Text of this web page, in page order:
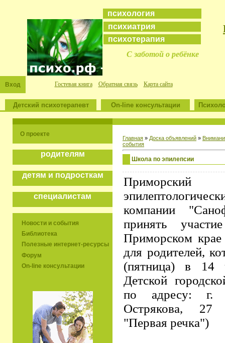
психология
психиатрия
психотерапия
С заботой о ребёнке
Вход Гостевая книга Обратная связь Карта сайта
Детский психотерапевт On-line консультации
О проекте
родителям
детям и подросткам
специалистам
Новости и события
Библиотека
Полезные интернет-ресурсы
Форум
On-line консультации
Главная » Доска объявлений »
события
Школа по эпилепсии
Приморский
компании
принять
Приморском
для родителей,
(пятница) в 14
Детской
по адресу: г.
Острякова, 27
"Первая речка")